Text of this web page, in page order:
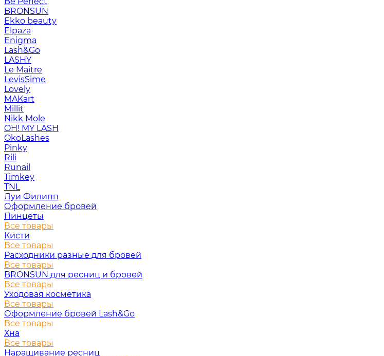
BRONSUN
Ekko beauty
Elpaza
Enigma
Lash&Go
LASHY
Le Maitre
LevisSime
Lovely
MAKart
Millit
Nikk Mole
OH! MY LASH
OkoLashes
Pinky
Rili
Runail
Timkey
TNL
Луи Филипп
Оформление бровей
Пинцеты
Все товары
Кисти
Все товары
Расходники разные для бровей
Все товары
BRONSUN для ресниц и бровей
Все товары
Уходовая косметика
Все товары
Оформление бровей Lash&Go
Все товары
Хна
Все товары
Наращивание ресниц